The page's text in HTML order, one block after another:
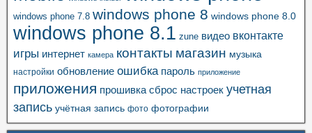
windows phone 7.8 windows phone 8 windows phone 8.0
windows phone 8.1 zune видео вконтакте
игры интернет камера контакты магазин музыка
настройки обновление ошибка пароль приложение
приложения прошивка сброс настроек учетная
запись учётная запись фото фотографии